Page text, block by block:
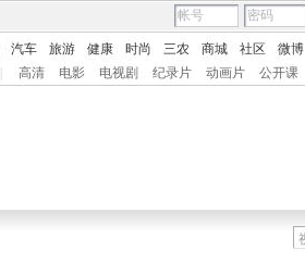
汽车 旅游 健康 时尚 三农 商城 社区 微博
高清 电影 电视剧 纪录片 动画片 公开课